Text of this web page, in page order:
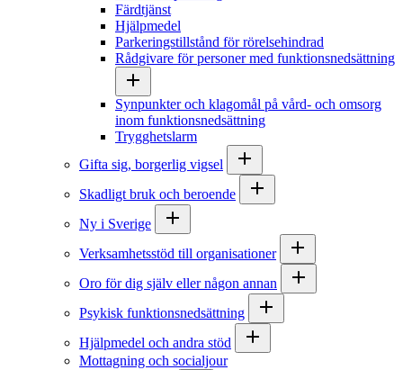
Färdtjänst
Hjälpmedel
Parkeringstillstånd för rörelsehindrad
Rådgivare för personer med funktionsnedsättning
Synpunkter och klagomål på vård- och omsorg
inom funktionsnedsättning
Trygghetslarm
Gifta sig, borgerlig vigsel
Skadligt bruk och beroende
Ny i Sverige
Verksamhetsstöd till organisationer
Oro för dig själv eller någon annan
Psykisk funktionsnedsättning
Hjälpmedel och andra stöd
Mottagning och socialjour